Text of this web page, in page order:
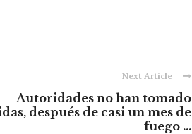
Next Article
Autoridades no han tomado
después de casi un mes de
fuego ...